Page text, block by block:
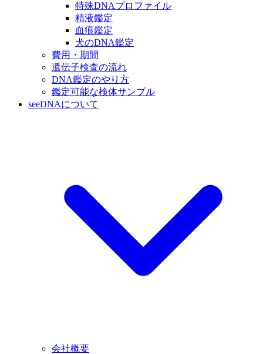
特殊DNAプロファイル
精液鑑定
血痕鑑定
犬のDNA鑑定
費用・期間
遺伝子検査の流れ
DNA鑑定のやり方
鑑定可能な検体サンプル
seeDNAについて
会社概要